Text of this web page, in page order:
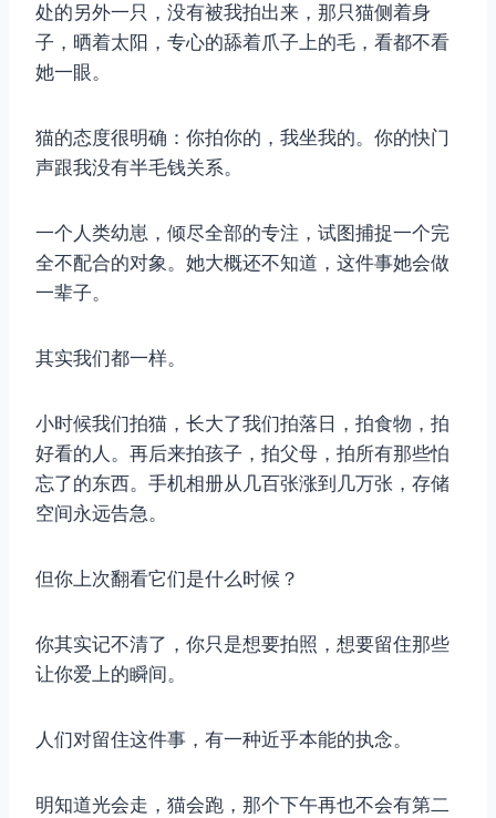
处的另外一只，没有被我拍出来，那只猫侧着身
子，晒着太阳，专心的舔着爪子上的毛，看都不看
她一眼。
猫的态度很明确：你拍你的，我坐我的。你的快门
声跟我没有半毛钱关系。
一个人类幼崽，倾尽全部的专注，试图捕捉一个完
全不配合的对象。她大概还不知道，这件事她会做
一辈子。
其实我们都一样。
小时候我们拍猫，长大了我们拍落日，拍食物，拍
好看的人。再后来拍孩子，拍父母，拍所有那些怕
忘了的东西。手机相册从几百张涨到几万张，存储
空间永远告急。
但你上次翻看它们是什么时候？
你其实记不清了，你只是想要拍照，想要留住那些
让你爱上的瞬间。
人们对留住这件事，有一种近乎本能的执念。
明知道光会走，猫会跑，那个下午再也不会有第二